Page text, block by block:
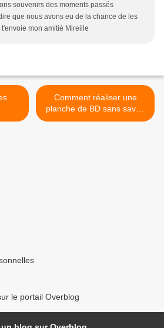
souvenirs des moments passés
que nous avons eu de la chance de les
mon amitié Mireille
Comment réaliser une
planche de BD sans savoir
dessiner... >
le portail Overblog